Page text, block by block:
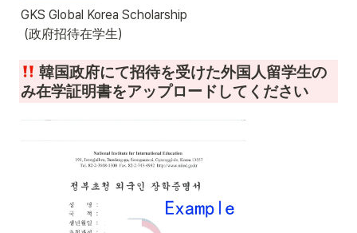
GKS Global Korea Scholarship
(政府招待在学生)
韓国政府にて招待を受けた外国人留学生の
み在学証明書をアップロードしてください